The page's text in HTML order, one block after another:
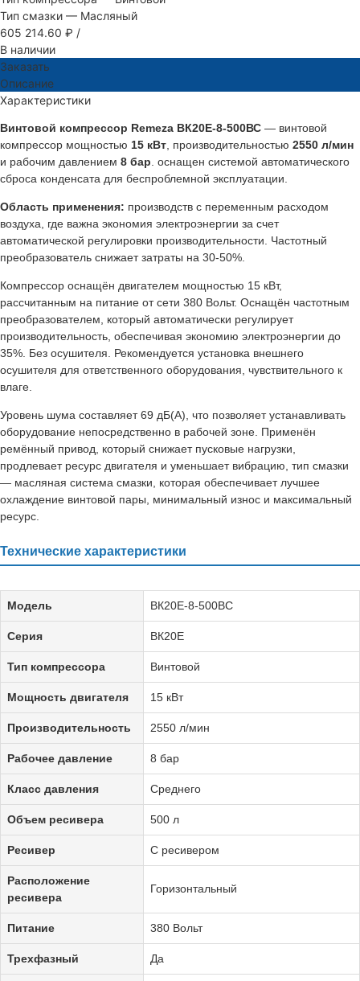
Тип смазки — Масляный
605 214.60 ₽ /
В наличии
Заказать
Описание
Характеристики
Винтовой компрессор Remeza ВК20Е-8-500ВС — винтовой
компрессор мощностью 15 кВт , производительностью 2550 л/мин
и рабочим давлением 8 бар . оснащен системой автоматического
сброса конденсата для беспроблемной эксплуатации.
Область применения: производств с переменным расходом
воздуха, где важна экономия электроэнергии за счет
автоматической регулировки производительности. Частотный
преобразователь снижает затраты на 30-50%.
Компрессор оснащён двигателем мощностью 15 кВт,
рассчитанным на питание от сети 380 Вольт. Оснащён частотным
преобразователем, который автоматически регулирует
производительность, обеспечивая экономию электроэнергии до
35%. Без осушителя. Рекомендуется установка внешнего
осушителя для ответственного оборудования, чувствительного к
влаге.
Уровень шума составляет 69 дБ(А), что позволяет устанавливать
оборудование непосредственно в рабочей зоне. Применён
ремённый привод, который снижает пусковые нагрузки,
продлевает ресурс двигателя и уменьшает вибрацию, тип смазки
— масляная система смазки, которая обеспечивает лучшее
охлаждение винтовой пары, минимальный износ и максимальный
ресурс.
Технические характеристики
Модель ВК20Е-8-500ВС
Серия ВК20Е
Тип компрессора Винтовой
Мощность двигателя 15 кВт
Производительность 2550 л/мин
Рабочее давление 8 бар
Класс давления Среднего
Объем ресивера 500 л
Ресивер С ресивером
Расположение
ресивера
Горизонтальный
Питание 380 Вольт
Трехфазный Да